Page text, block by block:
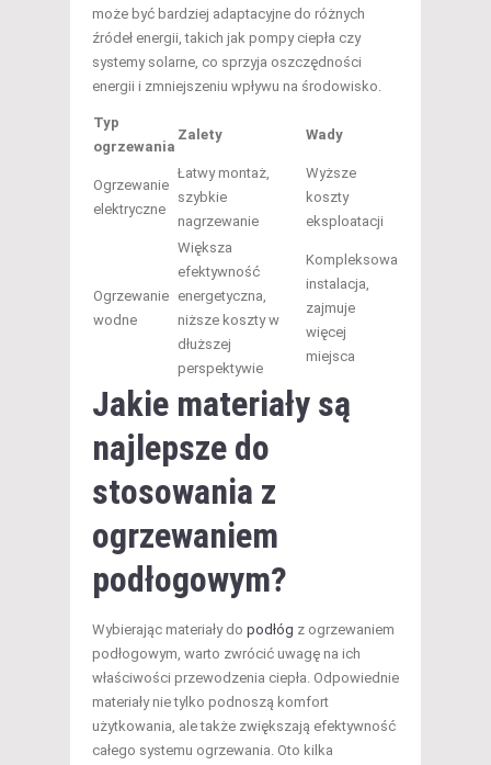
może być bardziej adaptacyjne do różnych
źródeł energii, takich jak pompy ciepła czy
systemy solarne, co sprzyja oszczędności
energii i zmniejszeniu wpływu na środowisko.
Typ
ogrzewania
Zalety Wady
Ogrzewanie
elektryczne
Łatwy montaż,
szybkie
nagrzewanie
Wyższe
koszty
eksploatacji
Ogrzewanie
wodne
Większa
efektywność
energetyczna,
niższe koszty w
dłuższej
perspektywie
Kompleksowa
instalacja,
zajmuje
więcej
miejsca
Jakie materiały są
najlepsze do
stosowania z
ogrzewaniem
podłogowym?
Wybierając materiały do podłóg z ogrzewaniem
podłogowym, warto zwrócić uwagę na ich
właściwości przewodzenia ciepła. Odpowiednie
materiały nie tylko podnoszą komfort
użytkowania, ale także zwiększają efektywność
całego systemu ogrzewania. Oto kilka